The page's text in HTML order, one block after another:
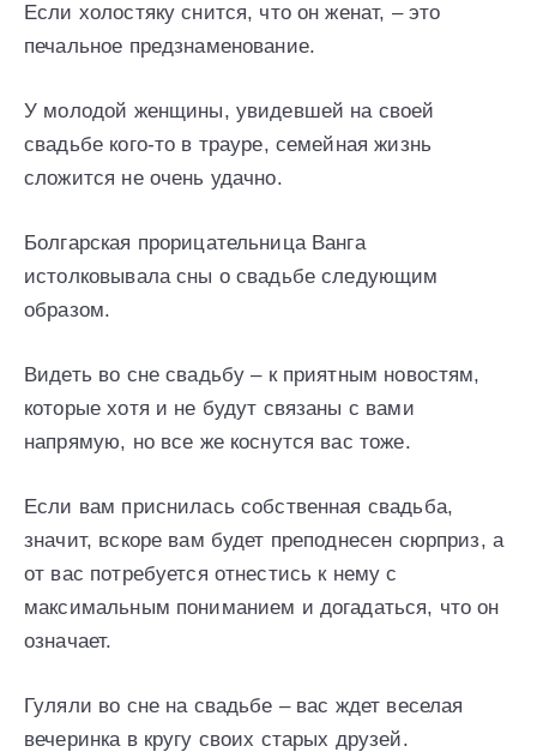
Если холостяку снится, что он женат, – это
печальное предзнаменование.
У молодой женщины, увидевшей на своей
свадьбе кого-то в трауре, семейная жизнь
сложится не очень удачно.
Болгарская прорицательница Ванга
истолковывала сны о свадьбе следующим
образом.
Видеть во сне свадьбу – к приятным новостям,
которые хотя и не будут связаны с вами
напрямую, но все же коснутся вас тоже.
Если вам приснилась собственная свадьба,
значит, вскоре вам будет преподнесен сюрприз, а
от вас потребуется отнестись к нему с
максимальным пониманием и догадаться, что он
означает.
Гуляли во сне на свадьбе – вас ждет веселая
вечеринка в кругу своих старых друзей.